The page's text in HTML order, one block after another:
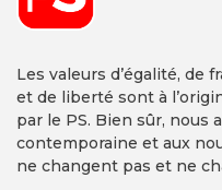
Les valeurs d’égalité, de
et de liberté sont à
par le PS. Bien sûr, nous
contemporaine et aux
ne changent pas et ne